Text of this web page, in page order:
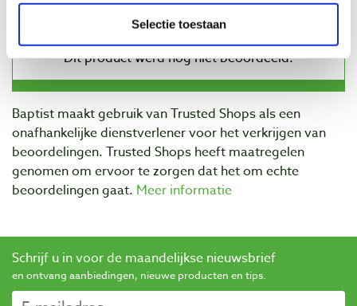
Selectie toestaan
Beoordelingen
Baptist maakt gebruik van Trusted Shops als een
onafhankelijke dienstverlener voor het verkrijgen van
beoordelingen. Trusted Shops heeft maatregelen
genomen om ervoor te zorgen dat het om echte
beoordelingen gaat. Meer informatie
Schrijf u in voor de maandelijkse nieuwsbrief
en ontvang aanbiedingen, nieuwe producten en tips.